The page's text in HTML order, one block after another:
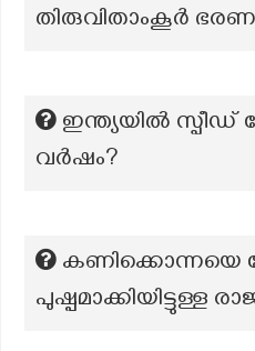
തിരുവിതാംകൂർ
ഇന്ത്യയിൽ സ്പീഡ്
വർഷം?
കണിക്കൊന്നയെ
പുഷ്പമാക്കിയിട്ടുള്ള